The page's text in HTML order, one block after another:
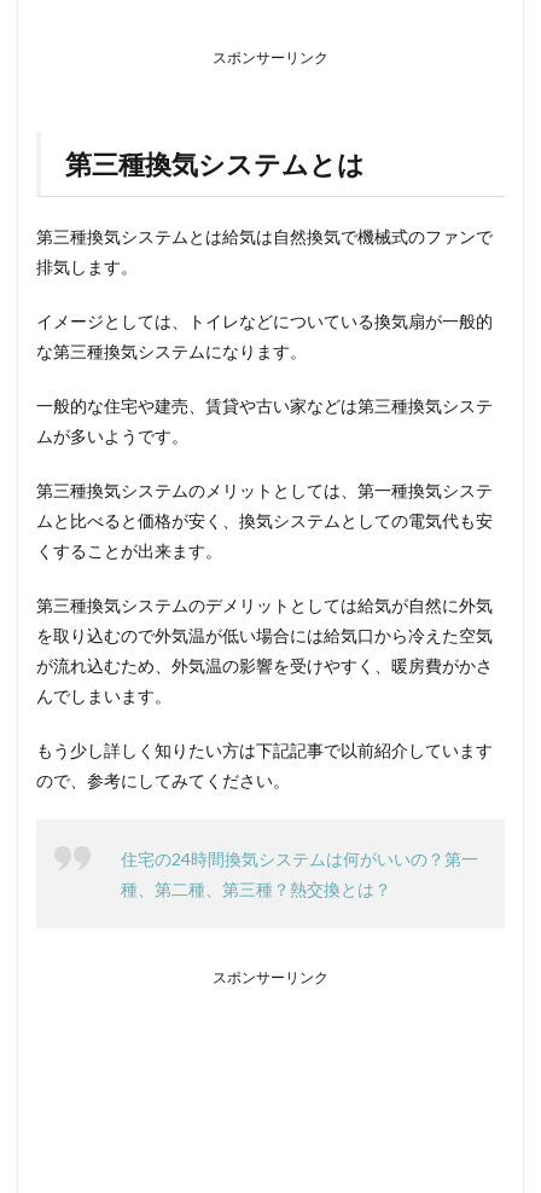
スポンサーリンク
第三種換気システムとは
第三種換気システムとは給気は自然換気で機械式のファンで
排気します。
イメージとしては、トイレなどについている換気扇が一般的
な第三種換気システムになります。
一般的な住宅や建売、賃貸や古い家などは第三種換気システ
ムが多いようです。
第三種換気システムのメリットとしては、第一種換気システ
ムと比べると価格が安く、換気システムとしての電気代も安
くすることが出来ます。
第三種換気システムのデメリットとしては給気が自然に外気
を取り込むので外気温が低い場合には給気口から冷えた空気
が流れ込むため、外気温の影響を受けやすく、暖房費がかさ
んでしまいます。
もう少し詳しく知りたい方は下記記事で以前紹介しています
ので、参考にしてみてください。
住宅の24時間換気システムは何がいいの？第一
種、第二種、第三種？熱交換とは？
スポンサーリンク